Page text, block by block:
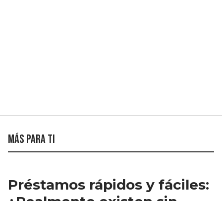
Más para ti
Préstamos rápidos y fáciles: